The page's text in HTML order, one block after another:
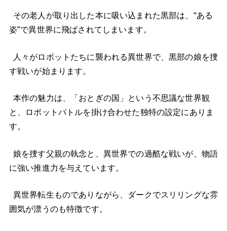
その老人が取り出した本に吸い込まれた黒部は、“ある
姿”で異世界に飛ばされてしまいます。
人々がロボットたちに襲われる異世界で、黒部の娘を捜
す戦いが始まります。
本作の魅力は、「おとぎの国」という不思議な世界観
と、ロボットバトルを掛け合わせた独特の設定にありま
す。
娘を捜す父親の執念と、異世界での過酷な戦いが、物語
に強い推進力を与えています。
異世界転生ものでありながら、ダークでスリリングな雰
囲気が漂うのも特徴です。